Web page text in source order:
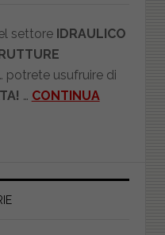
settore IDRAULICO
potrete usufruire di
… CONTINUA